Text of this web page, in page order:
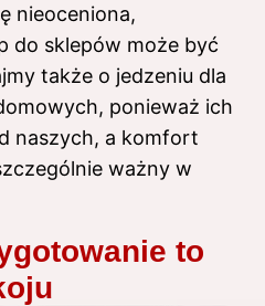
nieoceniona,
do sklepów może być
także o jedzeniu dla
ponieważ ich
naszych, a komfort
ważny w
to